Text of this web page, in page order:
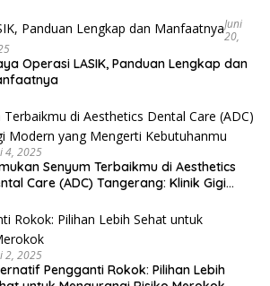
Juni
20,
Operasi LASIK, Panduan Lengkap dan
4, 2025
Senyum Terbaikmu di Aesthetics
Care (ADC) Tangerang: Klinik Gigi
2, 2025
Pengganti Rokok: Pilihan Lebih